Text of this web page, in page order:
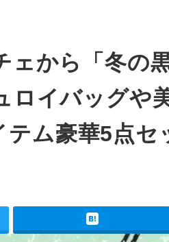
ェから「冬の
ロイバッグや
テム豪華5点